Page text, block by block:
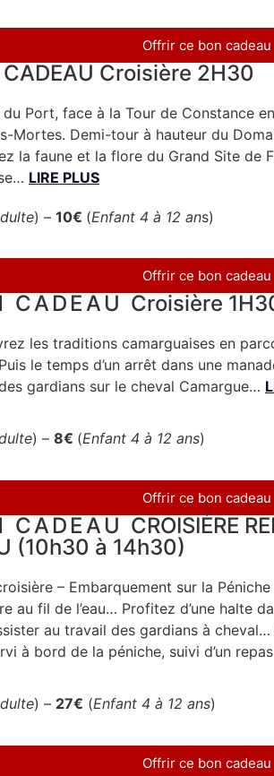
Offrir ce bon cadeau
CADEAU Croisière 2H30
Port, face à la Tour de Constance
Mortes. Demi-tour à hauteur du
la faune et la flore du Grand Site de
LIRE PLUS
) – 10€ (Enfant 4 à 12 ans)
Offrir ce bon cadeau
CADEAU Croisière
les traditions camarguaises en
le temps d’un arrêt dans une
gardians sur le cheval Camargue…
) – 8€ (Enfant 4 à 12 ans)
Offrir ce bon cadeau
CADEAU CROISIÈRE
(10h30 à 14h30)
– Embarquement sur la
au fil de l’eau… Profitez d’une halte
au travail des gardians à
à bord de la péniche, suivi d’un
) – 27€ (Enfant 4 à 12 ans)
Offrir ce bon cadeau